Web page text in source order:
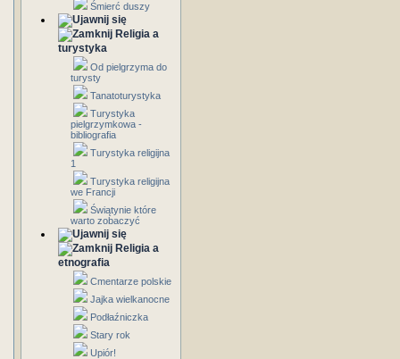
Śmierć duszy
Religia a
turystyka
Od pielgrzyma do
turysty
Tanatoturystyka
Turystyka
pielgrzymkowa -
bibliografia
Turystyka religijna
1
Turystyka religijna
we Francji
Świątynie które
warto zobaczyć
Religia a
etnografia
Cmentarze polskie
Jajka wielkanocne
Podłaźniczka
Stary rok
Upiór!